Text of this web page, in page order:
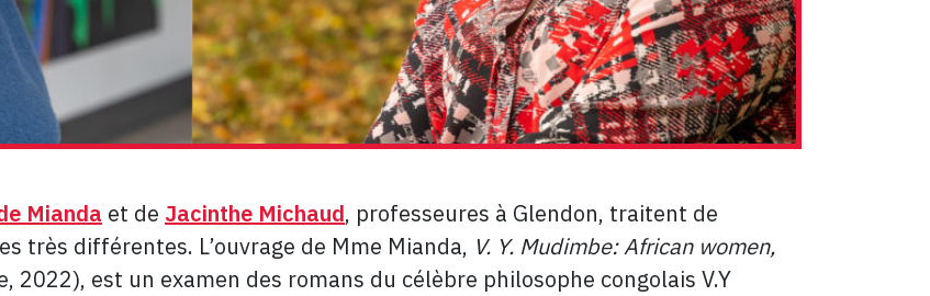
Mianda et de Jacinthe Michaud, professeures à Glendon, traitent de
très différentes. L’ouvrage de Mme Mianda, V. Y. Mudimbe: African women,
2022), est un examen des romans du célèbre philosophe congolais V.Y